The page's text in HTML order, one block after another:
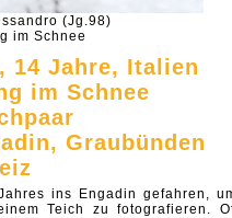
(Jg.98)
im Schnee
14 Jahre, Italien
im Schnee
Graubünden
ins Engadin gefahren,
Teich zu fotografieren.